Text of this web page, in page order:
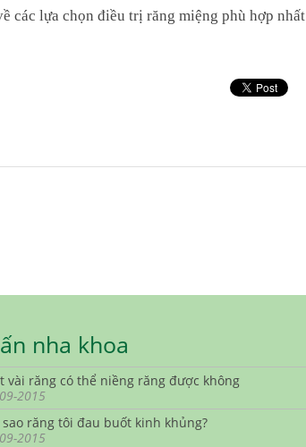
các lựa chọn điều trị răng miệng phù hợp nhất
nha khoa
vài răng có thể niềng răng được không
2015
sao răng tôi đau buốt kinh khủng?
2015